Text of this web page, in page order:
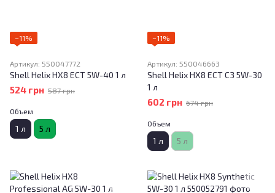
−11%
Артикул: 550047772
Shell Helix HX8 ECT 5W-40 1 л
524 грн 587 грн
Объем
1 л 5 л
−11%
Артикул: 550046663
Shell Helix HX8 ECT C3 5W-30
1 л
602 грн 674 грн
Объем
1 л 5 л